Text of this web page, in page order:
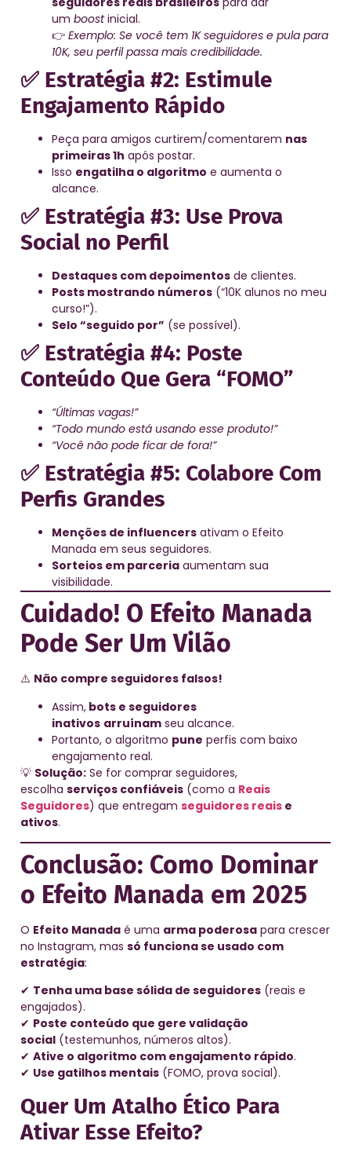
um boostinicial.
👉 Exemplo: Se você tem 1K seguidores e pula para
10K, seu perfil passa mais credibilidade.
✅ Estratégia #2: Estimule
Engajamento Rápido
Peça para amigos curtirem/comentarem nas
primeiras 1h após postar.
Isso engatilha o algoritmo e aumenta o
alcance.
✅ Estratégia #3: Use Prova
Social no Perfil
Destaques com depoimentos de clientes.
Posts mostrando números (“10K alunos no meu
curso!”).
Selo “seguido por” (se possível).
✅ Estratégia #4: Poste
Conteúdo Que Gera “FOMO”
“Últimas vagas!”
“Todo mundo está usando esse produto!”
“Você não pode ficar de fora!”
✅ Estratégia #5: Colabore Com
Perfis Grandes
Menções de influencers ativam o Efeito
Manada em seus seguidores.
Sorteios em parceria aumentam sua
visibilidade.
Cuidado! O Efeito Manada
Pode Ser Um Vilão
⚠️ Não compre seguidores falsos!
Assim, bots e seguidores
inativos arruínam seu alcance.
Portanto, o algoritmo pune perfis com baixo
engajamento real.
💡 Solução: Se for comprar seguidores,
escolha serviços confiáveis (como a Reais
Seguidores) que entregam seguidores reais e
ativos.
Conclusão: Como Dominar
o Efeito Manada em 2025
O Efeito Manada é uma arma poderosa para crescer
no Instagram, mas só funciona se usado com
estratégia:
✔ Tenha uma base sólida de seguidores (reais e
engajados).
✔ Poste conteúdo que gere validação
social (testemunhos, números altos).
✔ Ative o algoritmo com engajamento rápido.
✔ Use gatilhos mentais (FOMO, prova social).
Quer Um Atalho Ético Para
Ativar Esse Efeito?